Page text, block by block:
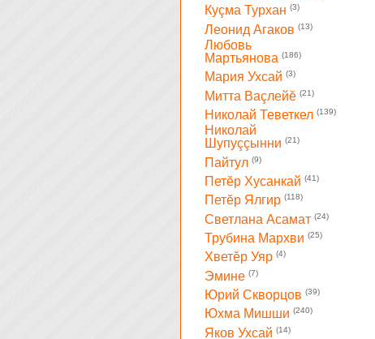
Куçма Турхан (3)
Леонид Агаков (13)
Любовь
Мартьянова (186)
Мария Ухсай (3)
Митта Ваçлейĕ (21)
Николай Теветкел (139)
Николай
Шупуççынни (21)
Пайтул (9)
Петĕр Хусанкай (41)
Петĕр Ялгир (118)
Светлана Асамат (24)
Трубина Мархви (25)
Хветĕр Уяр (4)
Эмине (7)
Юрий Скворцов (39)
Юхма Мишши (240)
Яков Ухсай (14)